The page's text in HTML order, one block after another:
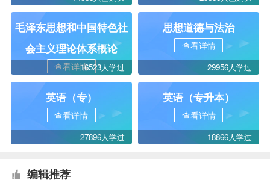
毛泽东思想和中国特色社
会主义理论体系概论
查看详情16523人学过
思想道德与法治
查看详情
29956人学过
英语（专）
查看详情
27896人学过
英语（专升本）
查看详情
18866人学过
编辑推荐